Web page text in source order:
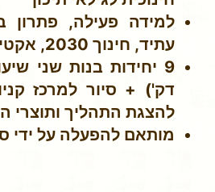
למידה פעילה, פתרון
עתיד, חינוך 2030, אקטיביזם
דק') + סיור למרכז
להצגת התהליך ותוצרי
מותאם להפעלה על ידי